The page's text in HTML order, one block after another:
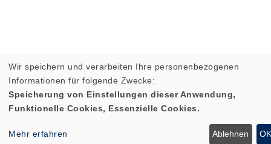
Wir speichern und verarbeiten Ihre personenbezogenen
Informationen für folgende Zwecke:
Speicherung von Einstellungen dieser Anwendung,
Funktionelle Cookies, Essenzielle Cookies.
Mehr erfahren Ablehnen